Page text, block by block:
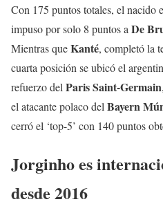
Con 175 puntos totales, el nacido
impuso por solo 8 puntos a De
Mientras queKanté, completó la
cuarta posición se ubicó el
refuerzo del Paris Saint-Germain
el atacante polaco del Bayern
cerró el ‘top-5’ con 140 puntos
Jorginho es
desde 2016